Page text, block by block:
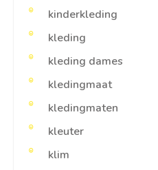
kinderkleding
kleding
kleding dames
kledingmaat
kledingmaten
kleuter
klim